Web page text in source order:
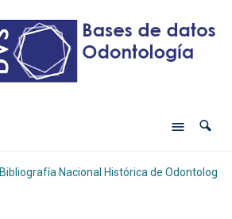
Bibliografía Nacional Histórica de Odontología